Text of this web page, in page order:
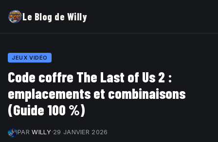
Le Blog de Willy
JEUX VIDÉO
Code coffre The Last of Us 2 :
emplacements et combinaisons
(Guide 100 %)
PARWILLY·29 JANVIER 2026